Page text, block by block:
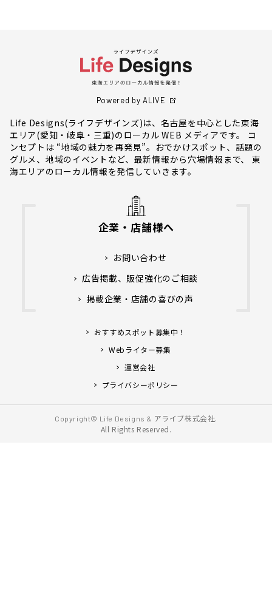
Powered by ALIVE
Life Designs(ライフデザインズ)は、名古屋を中心とした東海
エリア(愛知・岐阜・三重)のローカル WEB メディアです。 コ
ンセプトは “地域の魅力を再発見”。おでかけスポット、話題の
グルメ、地域のイベントなど、最新情報から穴場情報まで、 東
海エリアのローカル情報を発信していきます。
企業・店舗様へ
お問い合わせ
広告掲載、販促強化のご相談
掲載企業・店舗の喜びの声
おすすめスポット募集中！
Webライター募集
運営会社
プライバシーポリシー
Copyright© Life Designs & アライブ株式会社.
All Rights Reserved.